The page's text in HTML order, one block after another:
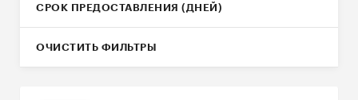
СРОК ПРЕДОСТАВЛЕНИЯ (ДНЕЙ)
ОЧИСТИТЬ ФИЛЬТРЫ